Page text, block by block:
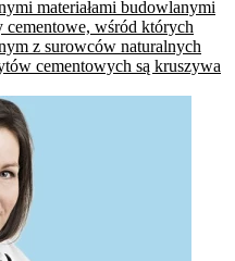
materiałami budowlanymi
cementowe, wśród których
z surowców naturalnych
cementowych są kruszywa